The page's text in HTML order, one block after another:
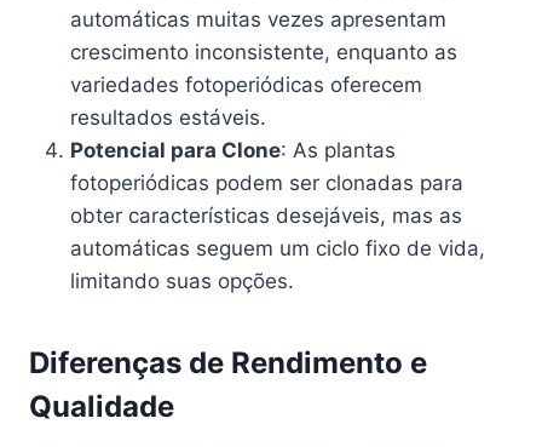
automáticas muitas vezes apresentam
crescimento inconsistente, enquanto as
variedades fotoperiódicas oferecem
resultados estáveis.
Potencial para Clone: As plantas
fotoperiódicas podem ser clonadas para
obter características desejáveis, mas as
automáticas seguem um ciclo fixo de vida,
limitando suas opções.
Diferenças de Rendimento e
Qualidade